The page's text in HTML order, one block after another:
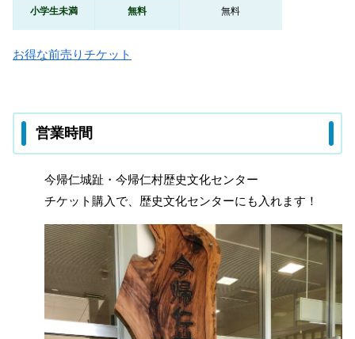
小学生未満 無料 無料
お得な前売りチケット
営業時間
今帰仁城趾・今帰仁村歴史文化センター
チケット購入で、歴史文化センターにも入れます！